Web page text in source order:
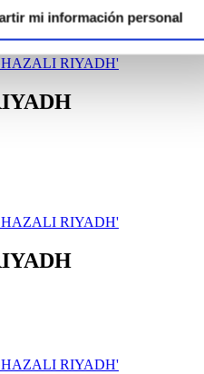
mi información personal
RIYADH'
RIYADH'
RIYADH'